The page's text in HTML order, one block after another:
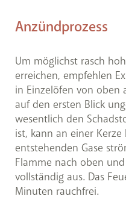
Anzündprozess
Um möglichst rasch
erreichen, empfehlen
in Einzelöfen von oben
auf den ersten Blick
wesentlich den
ist, kann an einer
entstehenden Gase
Flamme nach oben
vollständig aus. Das
Minuten rauchfrei.